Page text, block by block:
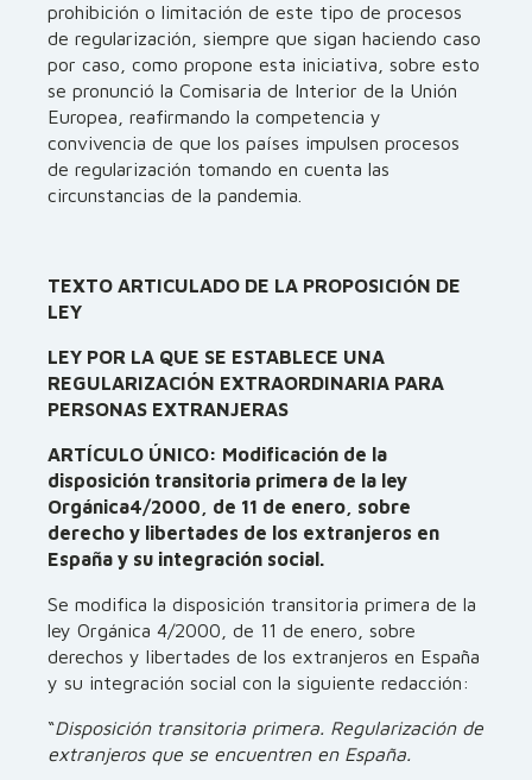
prohibición o limitación de este tipo de procesos
de regularización, siempre que sigan haciendo caso
por caso, como propone esta iniciativa, sobre esto
se pronunció la Comisaria de Interior de la Unión
Europea, reafirmando la competencia y
convivencia de que los países impulsen procesos
de regularización tomando en cuenta las
circunstancias de la pandemia.
TEXTO ARTICULADO DE LA PROPOSICIÓN DE
LEY
LEY POR LA QUE SE ESTABLECE UNA
REGULARIZACIÓN EXTRAORDINARIA PARA
PERSONAS EXTRANJERAS
ARTÍCULO ÚNICO: Modificación de la
disposición transitoria primera de la ley
Orgánica4/2000, de 11 de enero, sobre
derecho y libertades de los extranjeros en
España y su integración social.
Se modifica la disposición transitoria primera de la
ley Orgánica 4/2000, de 11 de enero, sobre
derechos y libertades de los extranjeros en España
y su integración social con la siguiente redacción:
“Disposición transitoria primera. Regularización de
extranjeros que se encuentren en España.